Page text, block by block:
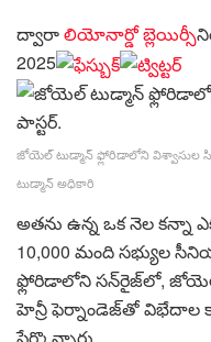
ద్వారాలియోనార్డో బ్లెయిర్
2025
జోయెల్ టుడ్మాన్ ఫ్లోరిడాలోని విశ్వాసుల సిటీ
టుడ్మాన్ అధికారి
అతను ఉన్న ఒక నెల కన్నా
10,000 మంది సభ్యుల
ఫ్లోరిడాలోని సన్‌రైజ్‌లో, జోయెల్
హెన్రీ ఫెర్నాండెజ్‌తో విభేదాల